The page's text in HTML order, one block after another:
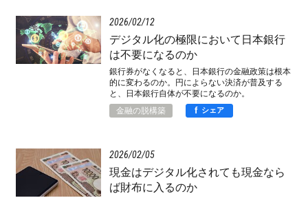
2026 02 12
デジタル化の極限において日本銀行
は不要になるのか
銀行券がなくなると、日本銀行の金融政策は根本
的に変わるのか。円によらない決済が普及する
と、日本銀行自体が不要になるのか。
金融の脱構築
f シェア
2026 02 05
現金はデジタル化されても現金なら
ば財布に入るのか